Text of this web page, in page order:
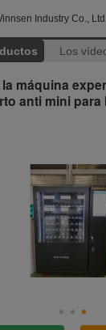
Industry Co.,
Los
máquina
anti mini